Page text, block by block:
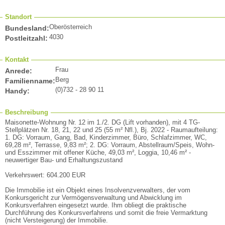
Standort
Bundesland:Oberösterreich
Postleitzahl: 4030
Kontakt
Anrede: Frau
Familienname: Berg
Handy: (0)732 - 28 90 11
Beschreibung
Maisonette-Wohnung Nr. 12 im 1./2. DG (Lift vorhanden), mit 4 TG-
Stellplätzen Nr. 18, 21, 22 und 25 (55 m² Nfl.), Bj. 2022 - Raumaufteilung:
1. DG: Vorraum, Gang, Bad, Kinderzimmer, Büro, Schlafzimmer, WC,
69,28 m², Terrasse, 9,83 m²; 2. DG: Vorraum, Abstellraum/Speis, Wohn-
und Esszimmer mit offener Küche, 49,03 m², Loggia, 10,46 m² -
neuwertiger Bau- und Erhaltungszustand
Verkehrswert: 604.200 EUR
Die Immobilie ist ein Objekt eines Insolvenzverwalters, der vom
Konkursgericht zur Vermögensverwaltung und Abwicklung im
Konkursverfahren eingesetzt wurde. Ihm obliegt die praktische
Durchführung des Konkursverfahrens und somit die freie Vermarktung
(nicht Versteigerung) der Immobilie.